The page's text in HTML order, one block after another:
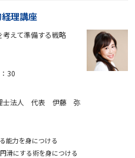
理講座
えて準備する戦略
30
理士法人 代表 伊藤 弥
能力を身につける
滑にする術を身につける